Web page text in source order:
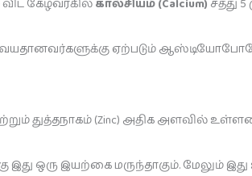
கேழ்வரகில்கால்சியம் (Calcium) சத்து 5
ஏற்படும்
மற்றும் துத்தநாகம் (Zinc) அதிக
ஒரு இயற்கை மருந்தாகும். மேலும் இது